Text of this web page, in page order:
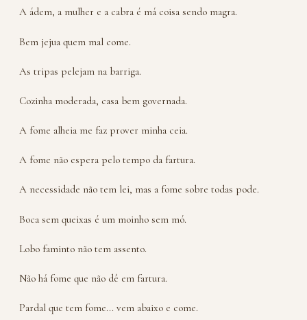
A ádem, a mulher e a cabra é má coisa sendo magra.
Bem jejua quem mal come.
As tripas pelejam na barriga.
Cozinha moderada, casa bem governada.
A fome alheia me faz prover minha ceia.
A fome não espera pelo tempo da fartura.
A necessidade não tem lei, mas a fome sobre todas pode.
Boca sem queixas é um moinho sem mó.
Lobo faminto não tem assento.
Não há fome que não dê em fartura.
Pardal que tem fome... vem abaixo e come.